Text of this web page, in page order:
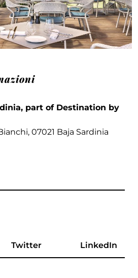
part of Destination by
07021 Baja Sardinia
Twitter LinkedIn